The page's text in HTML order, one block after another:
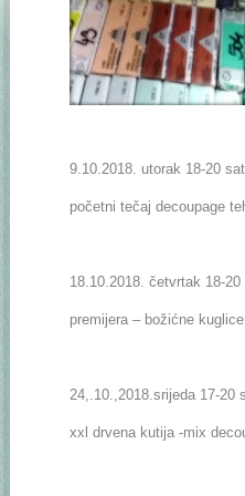
9.10.2018. utorak 18-20
početni tečaj decoupage
18.10.2018. četvrtak 18-20
premijera – božićne
24,.10.,2018.srijeda 17-20
xxl drvena kutija -mix